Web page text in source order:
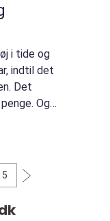
i tide og
indtil det
Det
Og
5